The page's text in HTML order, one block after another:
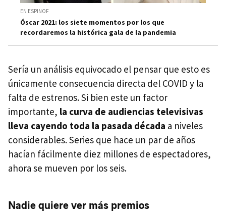
EN ESPINOF
Óscar 2021: los siete momentos por los que
recordaremos la histórica gala de la pandemia
Sería un análisis equivocado el pensar que esto es
únicamente consecuencia directa del COVID y la
falta de estrenos. Si bien este un factor
importante, la curva de audiencias televisivas
lleva cayendo toda la pasada década a niveles
considerables. Series que hace un par de años
hacían fácilmente diez millones de espectadores,
ahora se mueven por los seis.
Nadie quiere ver más premios